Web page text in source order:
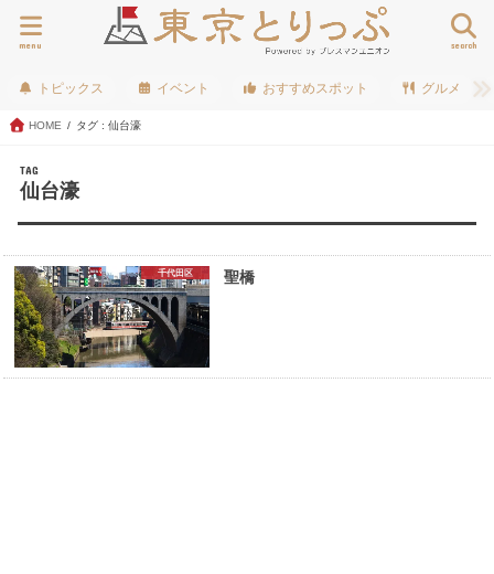
search
menu
トピックス イベント おすすめスポット グルメ
HOME タグ : 仙台濠
TAG
仙台濠
千代田区 聖橋